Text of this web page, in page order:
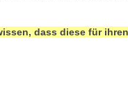
dass diese für